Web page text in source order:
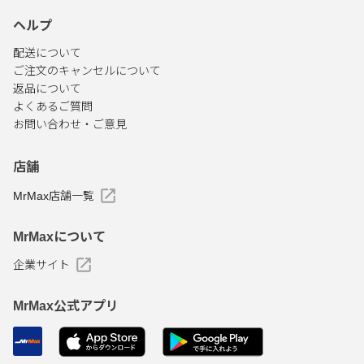
ヘルプ
配送について
ご注文のキャンセルについて
返品について
よくあるご質問
お問い合わせ・ご意見
店舗
MrMax店舗一覧
MrMaxについて
企業サイト
MrMax公式アプリ